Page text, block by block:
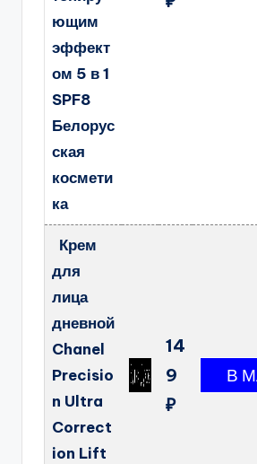
ющим
эффект
ом 5 в 1
SPF8
Белорус
ская
космети
ка
Крем
для
лица
дневной
Chanel
Precisio
n Ultra
Correct
ion Lift
14
9
₽